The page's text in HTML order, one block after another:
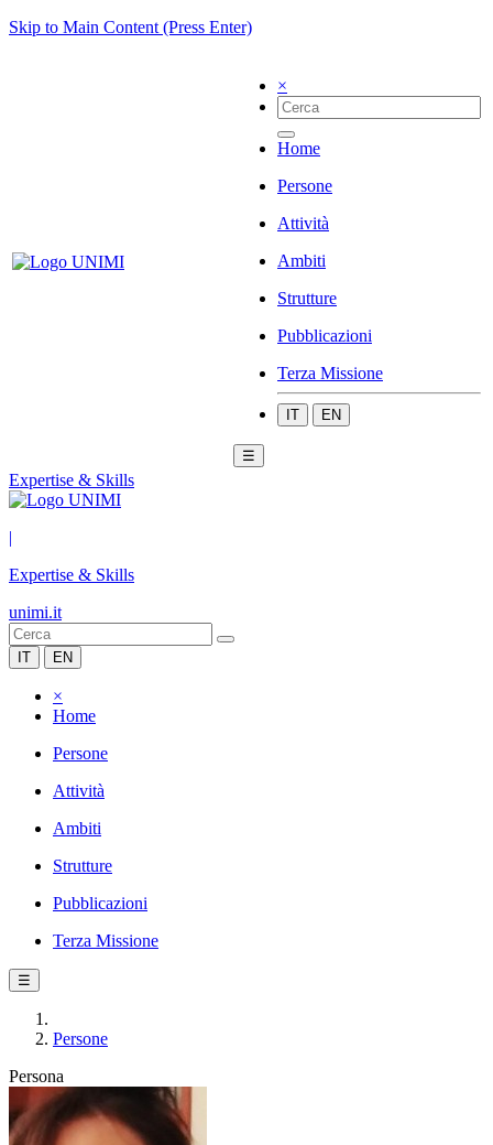
Skip to Main Content (Press Enter)
×
Home
Persone
Attività
Ambiti
Strutture
Pubblicazioni
Terza Missione
IT EN
☰
Expertise & Skills
|
Expertise & Skills
unimi.it
IT EN
×
Home
Persone
Attività
Ambiti
Strutture
Pubblicazioni
Terza Missione
☰
Persone
Persona